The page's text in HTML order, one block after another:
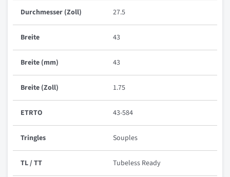
Durchmesser (Zoll) 27.5
Breite 43
Breite (mm) 43
Breite (Zoll) 1.75
ETRTO 43-584
Tringles Souples
TL / TT Tubeless Ready